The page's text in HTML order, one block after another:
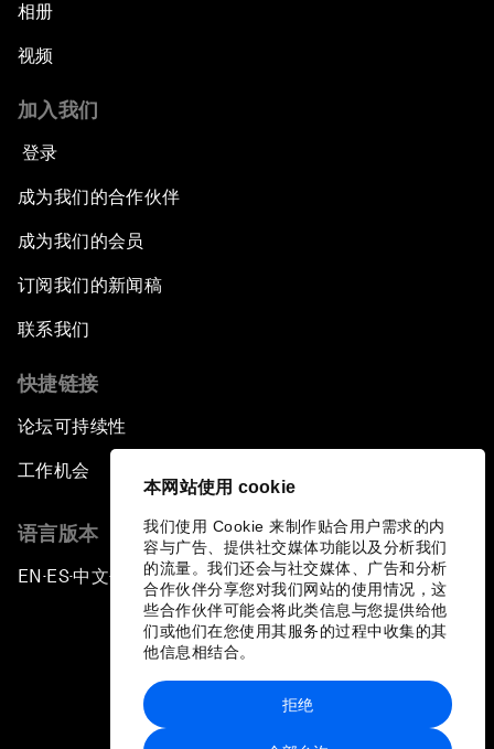
本网站使用 cookie
我们使用 Cookie 来制作贴合用户需求的内
容与广告、提供社交媒体功能以及分析我们
的流量。我们还会与社交媒体、广告和分析
合作伙伴分享您对我们网站的使用情况，这
些合作伙伴可能会将此类信息与您提供给他
们或他们在您使用其服务的过程中收集的其
他信息相结合。
拒绝
相册
视频
加入我们
登录
成为我们的合作伙伴
成为我们的会员
订阅我们的新闻稿
联系我们
快捷链接
论坛可持续性
工作机会
语言版本
EN ▪ES▪中文▪ 日本語